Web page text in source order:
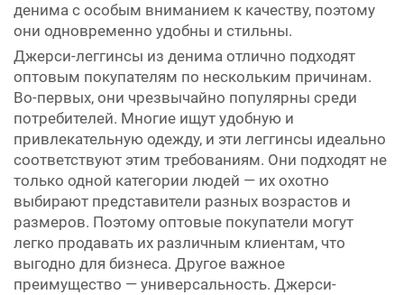
денима с особым вниманием к качеству, поэтому
они одновременно удобны и стильны.
Джерси-леггинсы из денима отлично подходят
оптовым покупателям по нескольким причинам.
Во-первых, они чрезвычайно популярны среди
потребителей. Многие ищут удобную и
привлекательную одежду, и эти леггинсы идеально
соответствуют этим требованиям. Они подходят не
только одной категории людей — их охотно
выбирают представители разных возрастов и
размеров. Поэтому оптовые покупатели могут
легко продавать их различным клиентам, что
выгодно для бизнеса. Другое важное
преимущество — универсальность. Джерси-